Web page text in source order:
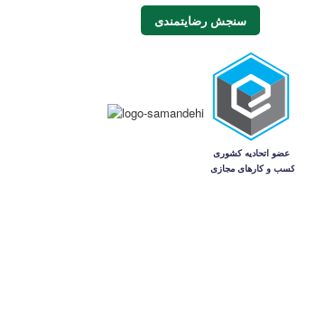
سنجش رضایتمندی